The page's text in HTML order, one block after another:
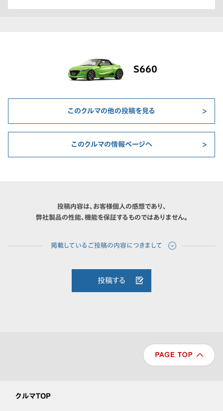
S660
このクルマの他の投稿を見る
このクルマの情報ページへ
投稿内容は、お客様個人の感想であり、
弊社製品の性能、機能を保証するものではありません。
投稿する
クルマTOP